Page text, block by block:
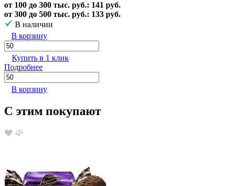
от 100 до 300 тыс. руб.: 141 руб.
от 300 до 500 тыс. руб.: 133 руб.
В наличии
В корзину
Купить в 1 клик
Подробнее
В корзину
С этим покупают